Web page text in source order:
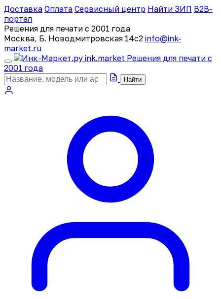
Доставка Оплата Сервисный центр Найти ЗИП B2B-
портал
Решения для печати с 2001 года
Москва, Б. Новодмитровская 14с2 info@ink-
market.ru
ink.market Решения для печати с
2001 года
Найти